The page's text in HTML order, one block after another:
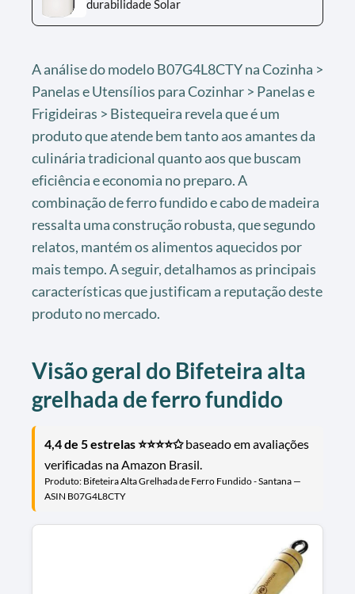
durabilidade Solar
A análise do modelo B07G4L8CTY na Cozinha >
Panelas e Utensílios para Cozinhar > Panelas e
Frigideiras > Bistequeira revela que é um
produto que atende bem tanto aos amantes da
culinária tradicional quanto aos que buscam
eficiência e economia no preparo. A
combinação de ferro fundido e cabo de madeira
ressalta uma construção robusta, que segundo
relatos, mantém os alimentos aquecidos por
mais tempo. A seguir, detalhamos as principais
características que justificam a reputação deste
produto no mercado.
Visão geral do Bifeteira alta
grelhada de ferro fundido
4,4 de 5 estrelas ⭐⭐⭐⭐✩baseado em avaliações
verificadas na Amazon Brasil.
Produto: Bifeteira Alta Grelhada de Ferro Fundido - Santana —
ASIN B07G4L8CTY